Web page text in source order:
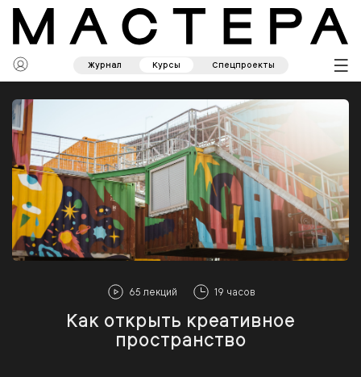
Журнал Курсы Спецпроекты
65 лекций 19 часов
Как открыть креативное
пространство